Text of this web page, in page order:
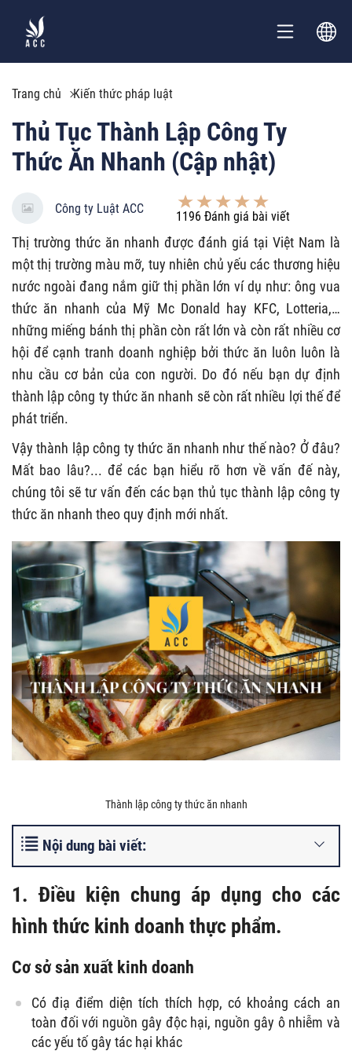
Trang chủ Kiến thức pháp luật
Thủ Tục Thành Lập Công Ty
Thức Ăn Nhanh (Cập nhật)
Công ty Luật ACC
1196 Đánh giá bài viết
Thị trường thức ăn nhanh được đánh giá tại Việt Nam là
một thị trường màu mỡ, tuy nhiên chủ yếu các thương hiệu
nước ngoài đang nắm giữ thị phần lớn ví dụ như: ông vua
thức ăn nhanh của Mỹ Mc Donald hay KFC, Lotteria,…
những miếng bánh thị phần còn rất lớn và còn rất nhiều cơ
hội để cạnh tranh doanh nghiệp bởi thức ăn luôn luôn là
nhu cầu cơ bản của con người. Do đó nếu bạn dự định
thành lập công ty thức ăn nhanh sẽ còn rất nhiều lợi thế để
phát triển.
Vậy thành lập công ty thức ăn nhanh như thế nào? Ở đâu?
Mất bao lâu?... để các bạn hiểu rõ hơn về vấn đế này,
chúng tôi sẽ tư vấn đến các bạn thủ tục thành lập công ty
thức ăn nhanh theo quy định mới nhất.
Thành lập công ty thức ăn nhanh
Nội dung bài viết:
1. Điều kiện chung áp dụng cho các
hình thức kinh doanh thực phẩm.
Cơ sở sản xuất kinh doanh
Có điạ điểm diện tích thích hợp, có khoảng cách an
toàn đối với nguồn gây độc hại, nguồn gây ô nhiễm và
các yếu tố gây tác hại khác